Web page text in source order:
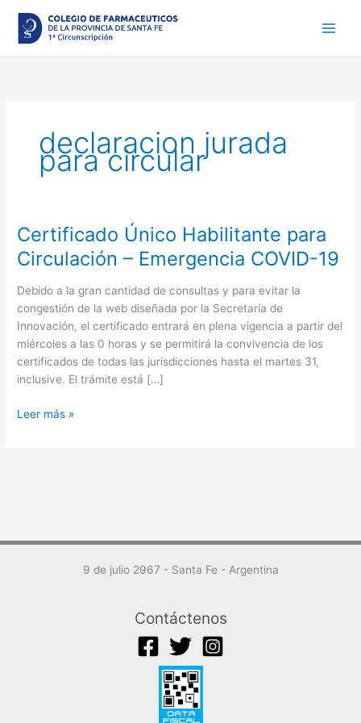
contenido
declaracion jurada
para circular
Certificado Único Habilitante para
Circulación – Emergencia COVID-19
Debido a la gran cantidad de consultas y para evitar la
congestión de la web diseñada por la Secretaría de
Innovación, el certificado entrará en plena vigencia a partir del
miércoles a las 0 horas y se permitirá la convivencia de los
certificados de todas las jurisdicciones hasta el martes 31,
inclusive. El trámite está […]
Certificado
Único
Habilitante
para
Circulación
–
Emergencia
COVID-
19
Leer más »
9 de julio 2967 - Santa Fe - Argentina
Contáctenos